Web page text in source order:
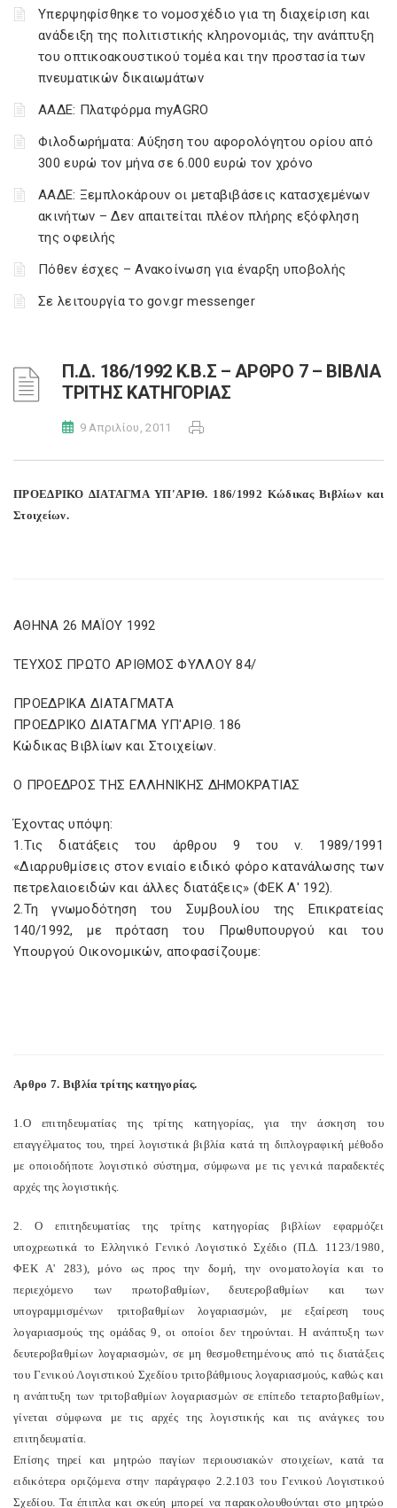
Υπερψηφίσθηκε το νομοσχέδιο για τη διαχείριση και
ανάδειξη της πολιτιστικής κληρονομιάς, την ανάπτυξη
του οπτικοακουστικού τομέα και την προστασία των
πνευματικών δικαιωμάτων
ΑΑΔΕ: Πλατφόρμα myAGRO
Φιλοδωρήματα: Αύξηση του αφορολόγητου ορίου από
300 ευρώ τον μήνα σε 6.000 ευρώ τον χρόνο
ΑΑΔΕ: Ξεμπλοκάρουν οι μεταβιβάσεις κατασχεμένων
ακινήτων – Δεν απαιτείται πλέον πλήρης εξόφληση
της οφειλής
Πόθεν έσχες – Ανακοίνωση για έναρξη υποβολής
Σε λειτουργία το gov.gr messenger
Π.Δ. 186/1992 Κ.Β.Σ – ΑΡΘΡΟ 7 – ΒΙΒΛΙΑ
ΤΡΙΤΗΣ ΚΑΤΗΓΟΡΙΑΣ
9 Απριλίου, 2011
ΠΡΟΕΔΡΙΚΟ ΔΙΑΤΑΓΜΑ ΥΠ'ΑΡΙΘ. 186/1992 Κώδικας Βιβλίων και
Στοιχείων.
ΑΘΗΝΑ 26 ΜΑΪΟΥ 1992
ΤΕΥΧΟΣ ΠΡΩΤΟ ΑΡΙΘΜΟΣ ΦΥΛΛΟΥ 84/
ΠΡΟΕΔΡΙΚΑ ΔΙΑΤΑΓΜΑΤΑ
ΠΡΟΕΔΡΙΚΟ ΔΙΑΤΑΓΜΑ ΥΠ'ΑΡΙΘ. 186
Κώδικας Βιβλίων και Στοιχείων.
Ο ΠΡΟΕΔΡΟΣ ΤΗΣ ΕΛΛΗΝΙΚΗΣ ΔΗΜΟΚΡΑΤΙΑΣ
Έχοντας υπόψη:
1.Τις διατάξεις του άρθρου 9 του ν. 1989/1991
«Διαρρυθμίσεις στον ενιαίο ειδικό φόρο κατανάλωσης των
πετρελαιοειδών και άλλες διατάξεις» (ΦΕΚ Α' 192).
2.Τη γνωμοδότηση του Συμβουλίου της Επικρατείας
140/1992, με πρόταση του Πρωθυπουργού και του
Υπουργού Οικονομικών, αποφασίζουμε:
Αρθρο 7. Βιβλία τρίτης κατηγορίας.
1.Ο επιτηδευματίας της τρίτης κατηγορίας, για την άσκηση του
επαγγέλματος του, τηρεί λογιστικά βιβλία κατά τη διπλογραφική μέθοδο
με οποιοδήποτε λογιστικό σύστημα, σύμφωνα με τις γενικά παραδεκτές
αρχές της λογιστικής.
2. Ο επιτηδευματίας της τρίτης κατηγορίας βιβλίων εφαρμόζει
υποχρεωτικά το Ελληνικό Γενικό Λογιστικό Σχέδιο (Π.Δ. 1123/1980,
ΦΕΚ Α' 283), μόνο ως προς την δομή, την ονοματολογία και το
περιεχόμενο των πρωτοβαθμίων, δευτεροβαθμίων και των
υπογραμμισμένων τριτοβαθμίων λογαριασμών, με εξαίρεση τους
λογαριασμούς της ομάδας 9, οι οποίοι δεν τηρούνται. Η ανάπτυξη των
δευτεροβαθμίων λογαριασμών, σε μη θεσμοθετημένους από τις διατάξεις
του Γενικού Λογιστικού Σχεδίου τριτοβάθμιους λογαριασμούς, καθώς και
η ανάπτυξη των τριτοβαθμίων λογαριασμών σε επίπεδο τεταρτοβαθμίων,
γίνεται σύμφωνα με τις αρχές της λογιστικής και τις ανάγκες του
επιτηδευματία.
Επίσης τηρεί και μητρώο παγίων περιουσιακών στοιχείων, κατά τα
ειδικότερα οριζόμενα στην παράγραφο 2.2.103 του Γενικού Λογιστικού
Σχεδίου. Τα έπιπλα και σκεύη μπορεί να παρακολουθούνται στο μητρώο